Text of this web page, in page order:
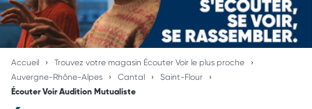
Accueil
Trouvez votre magasin Écouter Voir le plus proche
Auvergne-Rhône-Alpes
Cantal Saint-Flour
Écouter Voir Audition Mutualiste